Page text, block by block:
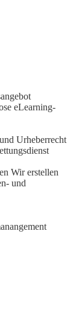
eLearning-
Urheberrecht
Wir erstellen
und